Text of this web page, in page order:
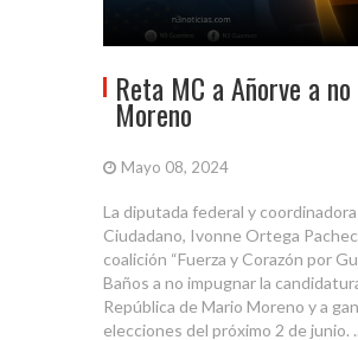
Reta MC a Añorve a
Moreno
Mayo 08, 2024
La diputada federal y
Ciudadano, Ivonne Ortega
coalición “Fuerza y Corazón por
Baños a no impugnar la
República de Mario Moreno y a
elecciones del próximo 2 de junio.